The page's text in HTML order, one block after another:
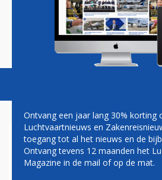
Magazine Podcasts
FRANSE
BELANG IN AIR
Ontvang een jaar lang 30% korting
Luchtvaartnieuws en
toegang tot al het nieuws en de
Ontvang tevens 12 maanden het
Magazine in de mail of op de mat.